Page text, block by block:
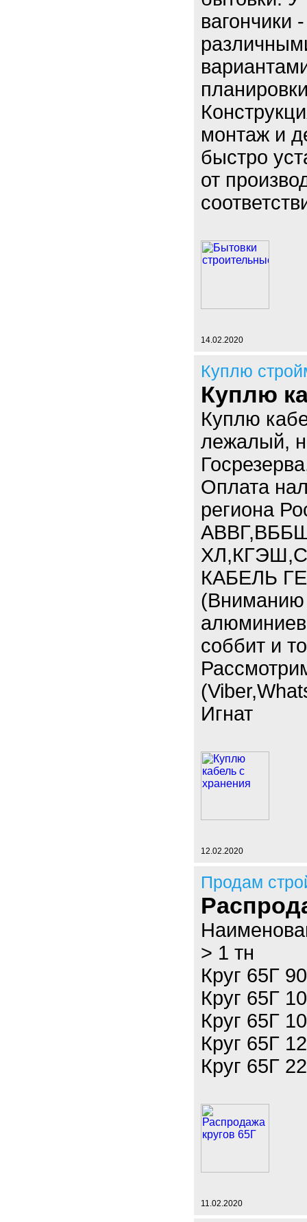
вагончики
монтаж и
быстро
от
14.02.2020
Куплю
Куплю
Куплю
лежалый,
Оплата
региона
КАБЕЛЬ
(Вниманию
соббит и
Игнат
12.02.2020
Продам
> 1 тн
Круг 65Г
Круг 65Г
Круг 65Г
Круг 65Г
Круг 65Г
11.02.2020